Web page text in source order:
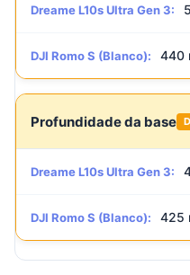
Dreame L10s Ultra Gen 3:
DJI Romo S (Blanco): 440
Profundidade da base
Dreame L10s Ultra Gen 3:
DJI Romo S (Blanco): 425